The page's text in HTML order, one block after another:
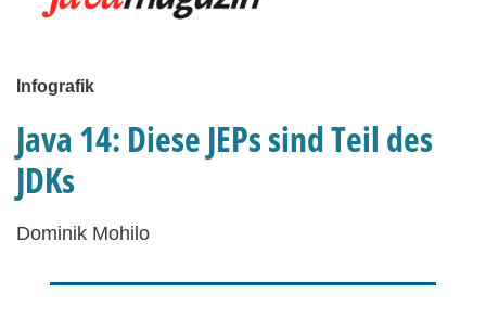
Infografik
Java 14: Diese JEPs sind Teil des
JDKs
Dominik Mohilo